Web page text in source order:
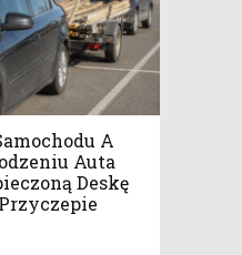
A
Auta
Deskę